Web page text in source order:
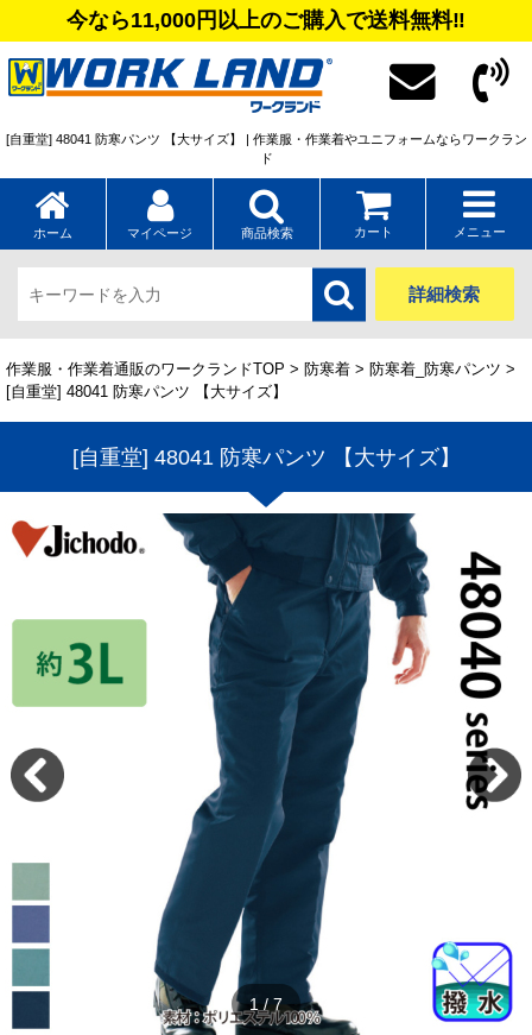
今なら11,000円以上のご購入で送料無料‼
[自重堂] 48041 防寒パンツ 【大サイズ】 | 作業服・作業着やユニフォームならワークラン
ド
ホーム マイページ 商品検索 カート メニュー
詳細検索
作業服・作業着通販のワークランドTOP > 防寒着 > 防寒着_防寒パンツ >
[自重堂] 48041 防寒パンツ 【大サイズ】
[自重堂] 48041 防寒パンツ 【大サイズ】
2 / 7